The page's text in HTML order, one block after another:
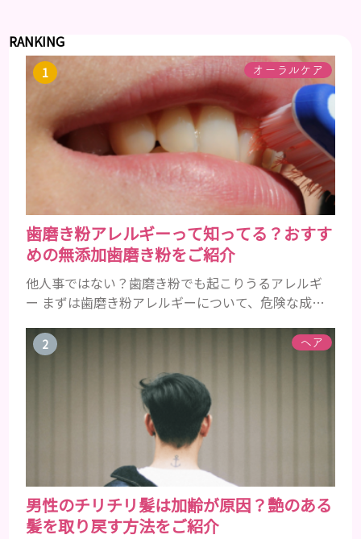
RANKING
オーラルケア
歯磨き粉アレルギーって知ってる？おすす
めの無添加歯磨き粉をご紹介
他人事ではない？歯磨き粉でも起こりうるアレルギ
ー まずは歯磨き粉アレルギーについて、危険な成分
まれるアレルギーを起こすおそれのある成分 まず、
普段お使いの歯磨き粉に含まれているどの成分にア
レルギーを引き起こすおそれがあるのかを説明しま
すね。 •フッ素･･･歯の表面のエナメルを守り強くし
たり、虫歯と防ぐ働きを持つ成分 •香味料 ･･･歯磨き
ヘア
男性のチリチリ髪は加齢が原因？艶のある
髪を取り戻す方法をご紹介